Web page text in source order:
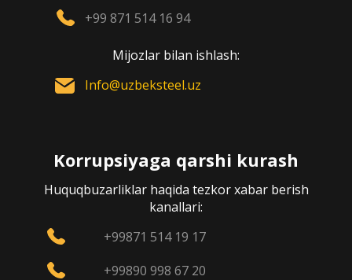
+99 871 514 16 94
Mijozlar bilan ishlash:
Info@uzbeksteel.uz
Korrupsiyaga qarshi kurash
Huquqbuzarliklar haqida tezkor xabar berish
kanallari:
+99871 514 19 17
+99890 998 67 20